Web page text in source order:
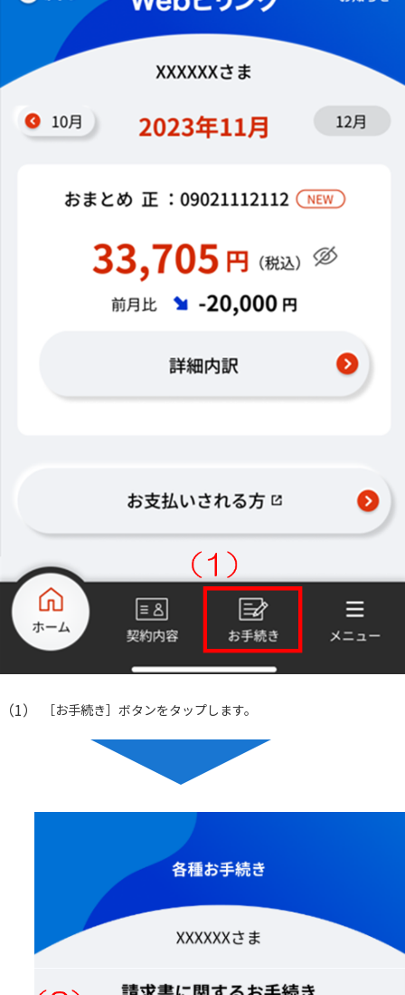
（1） ［お手続き］ボタンをタップします。